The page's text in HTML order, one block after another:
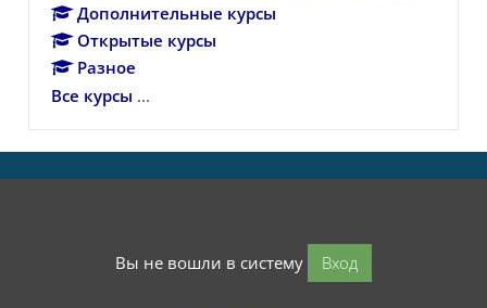
Дополнительные курсы
Открытые курсы
Разное
Все курсы ...
Вы не вошли в систему Вход